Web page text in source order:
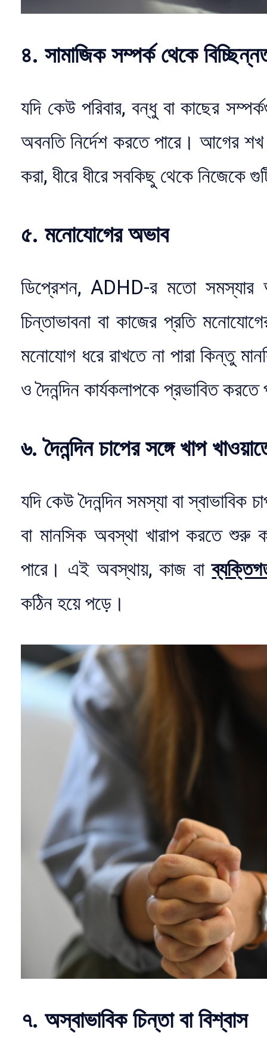
৪. সামাজিক সম্পর্ক থেকে
যদি কেউ পরিবার, বন্ধু বা কাছের
অবনতি নির্দেশ করতে পারে। আগের
করা, ধীরে ধীরে সবকিছু থেকে নিজেকে
৫. মনোযোগের অভাব
ডিপ্রেশন, ADHD-র মতো
চিন্তাভাবনা বা কাজের প্রতি
মনোযোগ ধরে রাখতে না পারা কিন্তু
ও দৈনন্দিন কার্যকলাপকে প্রভাবিত করতে
৬. দৈনন্দিন চাপের সঙ্গে খাপ
যদি কেউ দৈনন্দিন সমস্যা বা স্বাভাবিক
বা মানসিক অবস্থা খারাপ করতে শুরু
পারে। এই অবস্থায়, কাজ বা
কঠিন হয়ে পড়ে।
৭. অস্বাভাবিক চিন্তা বা বিশ্বাস